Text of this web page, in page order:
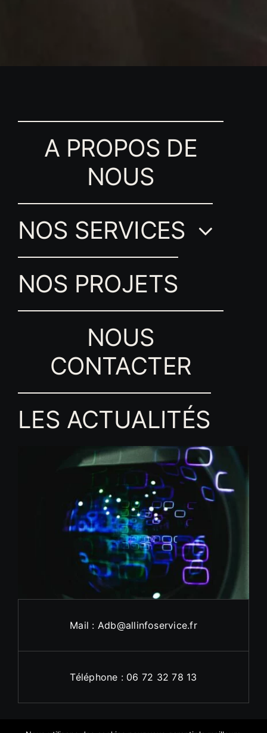
A PROPOS DE
NOUS
NOS SERVICES
NOS PROJETS
NOUS
CONTACTER
LES ACTUALITÉS
Mail : Adb@allinfoservice.fr
Téléphone : 06 72 32 78 13